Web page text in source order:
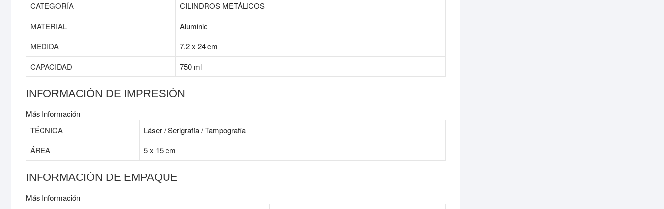
CATEGORÍA
CILINDROS METÁLICOS
MATERIAL
Aluminio
MEDIDA
7.2 x 24 cm
CAPACIDAD
750 ml
INFORMACIÓN DE IMPRESIÓN
Más Información
TÉCNICA
Láser / Serigrafía / Tampografía
ÁREA
5 x 15 cm
INFORMACIÓN DE EMPAQUE
Más Información